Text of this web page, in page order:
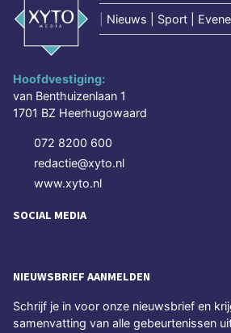
Nieuws | Sport |
Hoofdvestiging:
van Benthuizenlaan 1
1701 BZ Heerhugowaard
072 8200 600
redactie@xyto.nl
www.xyto.nl
SOCIAL MEDIA
NIEUWSBRIEF AANMELDEN
Schrijf je in voor onze nieuwsbrief en
samenvatting van alle gebeurtenissen